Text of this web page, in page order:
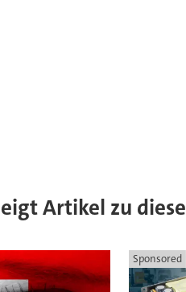
Artikel zu
Sponsored